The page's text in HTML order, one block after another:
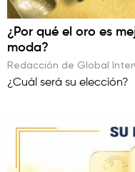
¿Por qué el oro es
moda?
Redacción de Global
¿Cuál será su elección?